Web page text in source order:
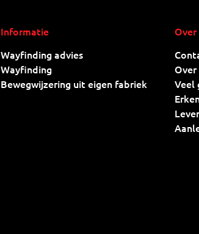
Informatie
Wayfinding advies
Wayfinding
Bewegwijzering uit eigen fabriek
Veel